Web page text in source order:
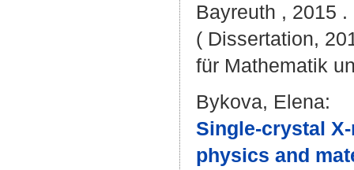
Bayreuth , 2015 .
( Dissertation,
für Mathematik
Bykova, Elena:
Single-crystal
physics and